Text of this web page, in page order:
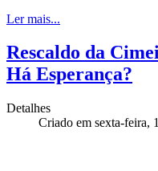
Ler mais...
Rescaldo da
Há Esperança?
Detalhes
Criado em sexta-feira,